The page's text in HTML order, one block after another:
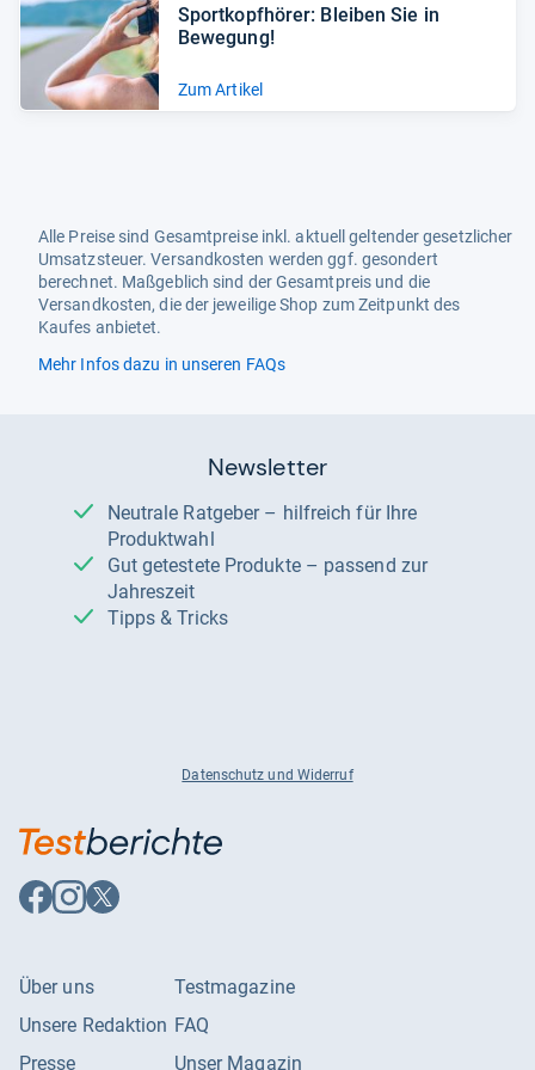
Sport­kopf­hö­rer: Blei­ben Sie in
Bewe­gung!
Zum Artikel
Alle Preise sind Gesamtpreise inkl. aktuell geltender gesetzlicher
Umsatzsteuer. Versandkosten werden ggf. gesondert
berechnet. Maßgeblich sind der Gesamtpreis und die
Versandkosten, die der jeweilige Shop zum Zeitpunkt des
Kaufes anbietet.
Mehr Infos dazu in unseren FAQs
Newsletter
Neutrale Ratgeber – hilfreich für Ihre
Produktwahl
Gut getestete Produkte – passend zur
Jahreszeit
Tipps & Tricks
Datenschutz und Widerruf
Auf
Facebook
Auf
Instagram
Auf
X
Über uns
Unsere Redaktion
Presse
Testmagazine
FAQ
Unser Magazin